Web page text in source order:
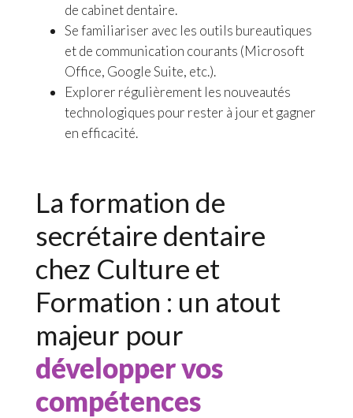
de cabinet dentaire.
Se familiariser avec les outils bureautiques
et de communication courants (Microsoft
Office, Google Suite, etc.).
Explorer régulièrement les nouveautés
technologiques pour rester à jour et gagner
en efficacité.
La formation de
secrétaire dentaire
chez Culture et
Formation : un atout
majeur pour
développer vos
compétences